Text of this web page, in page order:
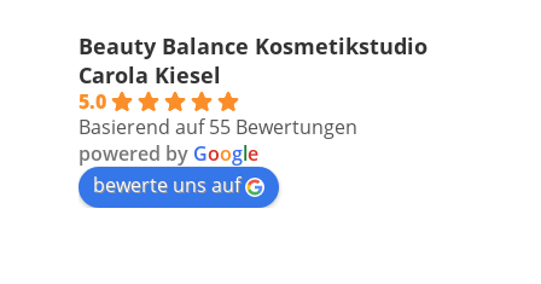
Beauty Balance Kosmetikstudio
Carola Kiesel
5.0
Basierend auf 55 Bewertungen
powered by Google
bewerte uns auf